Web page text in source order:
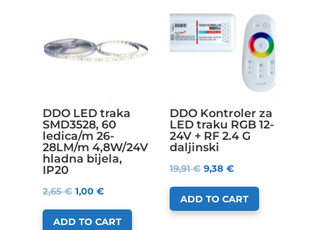
DDO LED traka
SMD3528, 60
ledica/m 26-
28LM/m 4,8W/24V
hladna bijela,
IP20
2,65€ 1,00 €
ADD TO CART
DDO Kontroler za
LED traku RGB 12-
24V + RF 2.4 G
daljinski
19,91€ 9,38 €
ADD TO CART